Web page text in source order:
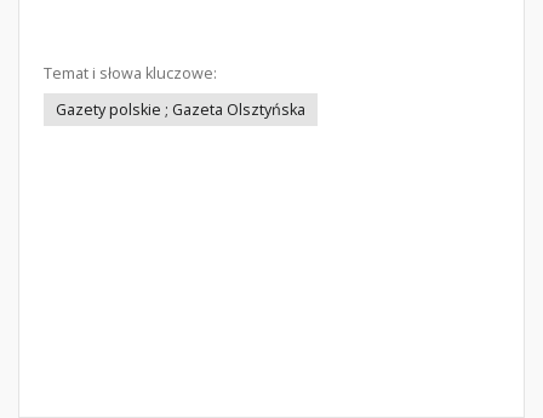
Temat i słowa kluczowe:
Gazety polskie ; Gazeta Olsztyńska